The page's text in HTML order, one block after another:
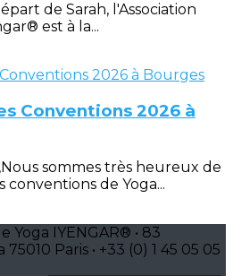
de Sarah, l'Association
est à la...
Conventions 2026 à
sommes très heureux de
de Yoga...
Yoga IYENGAR® • 83
Paris • +33 (0) 1 45 05 05